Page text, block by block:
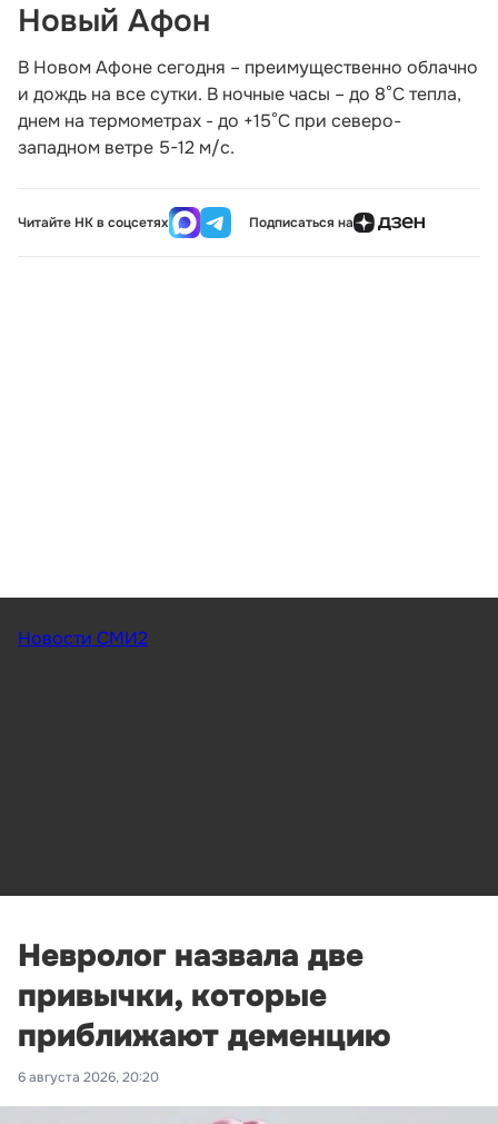
Новый Афон
В Новом Афоне сегодня – преимущественно облачно
и дождь на все сутки. В ночные часы – до 8°С тепла,
днем на термометрах - до +15°С при северо-
западном ветре 5-12 м/с.
Читайте НК в соцсетях Подписаться на
Новости СМИ2
Невролог назвала две
привычки, которые
приближают деменцию
6 августа 2026, 20:20